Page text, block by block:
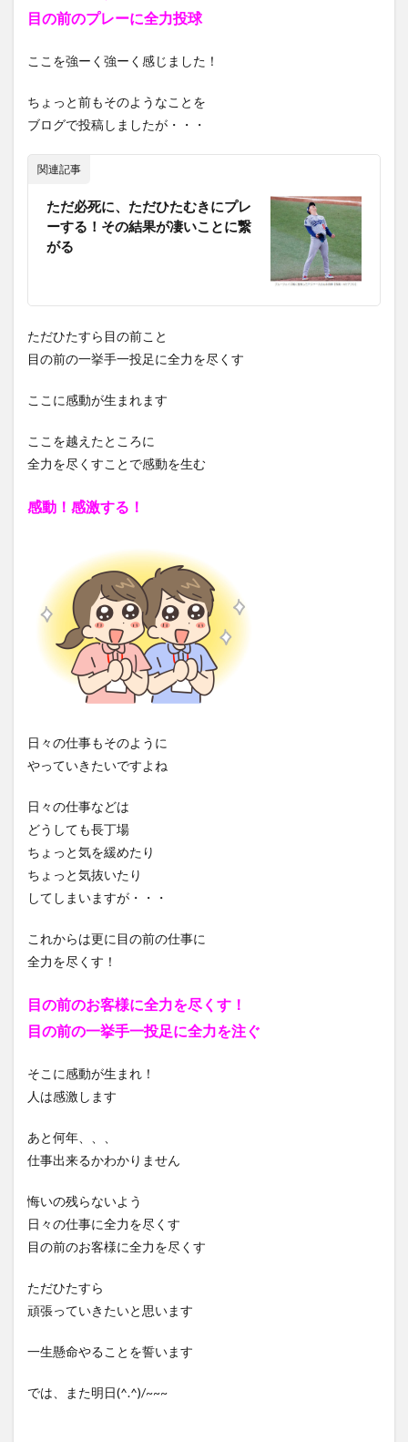
目の前のプレーに全力投球
ここを強ーく強ーく感じました！
ちょっと前もそのようなことを
ブログで投稿しましたが・・・
関連記事
ただ必死に、ただひたむきにプレ
ーする！その結果が凄いことに繋
がる
ただひたすら目の前こと
目の前の一挙手一投足に全力を尽くす
ここに感動が生まれます
ここを越えたところに
全力を尽くすことで感動を生む
感動！感激する！
日々の仕事もそのように
やっていきたいですよね
日々の仕事などは
どうしても長丁場
ちょっと気を緩めたり
ちょっと気抜いたり
してしまいますが・・・
これからは更に目の前の仕事に
全力を尽くす！
目の前のお客様に全力を尽くす！
目の前の一挙手一投足に全力を注ぐ
そこに感動が生まれ！
人は感激します
あと何年、、、
仕事出来るかわかりません
悔いの残らないよう
日々の仕事に全力を尽くす
目の前のお客様に全力を尽くす
ただひたすら
頑張っていきたいと思います
一生懸命やることを誓います
では、また明日(^.^)/~~~